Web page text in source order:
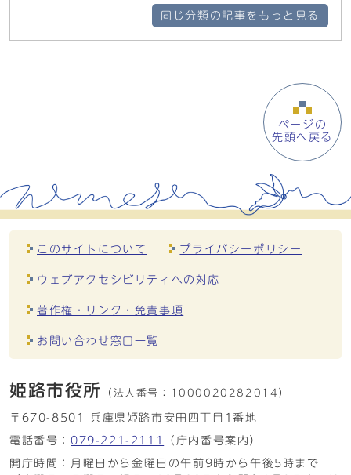
同じ分類の記事をもっと見る
ページの
先頭へ戻る
このサイトについて プライバシーポリシー
ウェブアクセシビリティへの対応
著作権・リンク・免責事項
お問い合わせ窓口一覧
姫路市役所 （法人番号： 1000020282014）
〒670-8501 兵庫県姫路市安田四丁目1番地
電話番号： 079-221-2111
（庁内番号案内）
開庁時間：月曜日から金曜日の午前9時から午後5時まで